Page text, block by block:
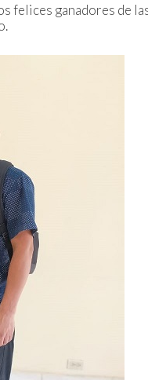
ganadores de las